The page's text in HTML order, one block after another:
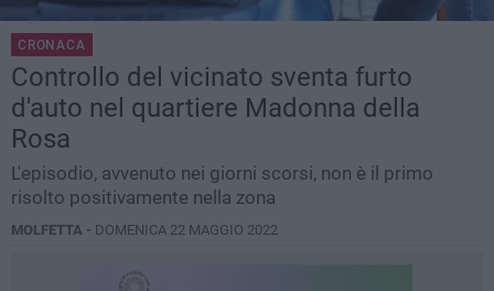
CRONACA
Controllo del vicinato sventa furto
d'auto nel quartiere Madonna della
Rosa
L'episodio, avvenuto nei giorni scorsi, non è il primo
risolto positivamente nella zona
MOLFETTA - DOMENICA 22 MAGGIO 2022